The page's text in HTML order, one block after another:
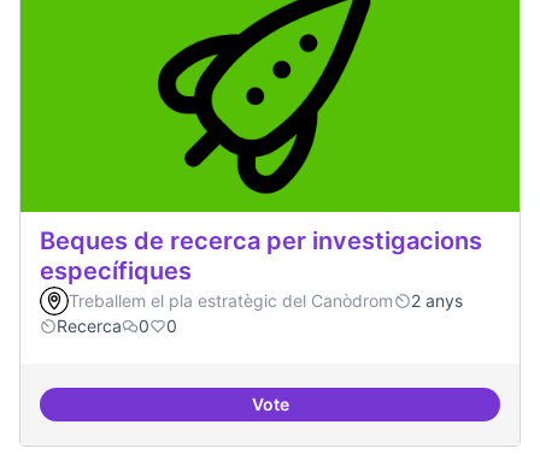
Beques de recerca per investigacions
específiques
Treballem el pla estratègic del Canòdrom
2 anys
Recerca
0 0
VoteBeques de recerca per